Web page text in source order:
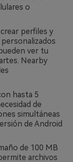
o
perfiles y
ver tu
Nearby
hasta 5
de
simultáneas
de Android
de 100 MB
archivos